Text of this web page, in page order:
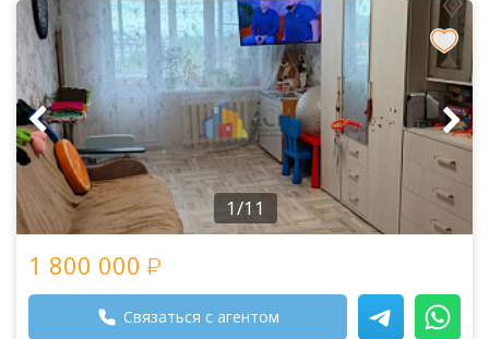
1/11
1 800 000
Связаться с агентом